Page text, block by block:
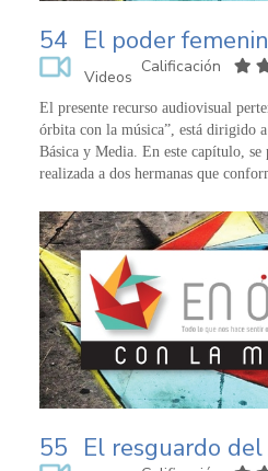
54 El poder
Videos
Calificación
El presente recurso audiovisual
órbita con la música”, está dirigido
Básica y Media. En este capítulo, se
realizada a dos hermanas que
55 El resguardo del